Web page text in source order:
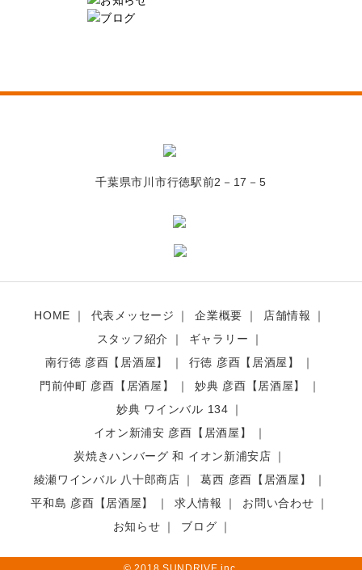
千葉県市川市行徳駅前2－17－5
HOME 代表メッセージ 企業概要
店舗情報
スタッフ紹介
ギャラリー
南行徳 彦酉【居酒屋】
行徳 彦酉【居酒屋】
門前仲町 彦酉【居酒屋】
妙典 彦酉【居酒屋】
妙典 ワインバル 134
イオン新浦安 彦酉【居酒屋】
炭焼きハンバーグ 和 イオン新浦安店
綾瀬ワインバル 八十郎商店
葛西 彦酉【居酒屋】
平和島 彦酉【居酒屋】
求人情報
お問い合わせ
お知らせ
ブログ